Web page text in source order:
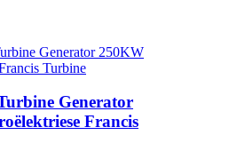
Generator
Francis